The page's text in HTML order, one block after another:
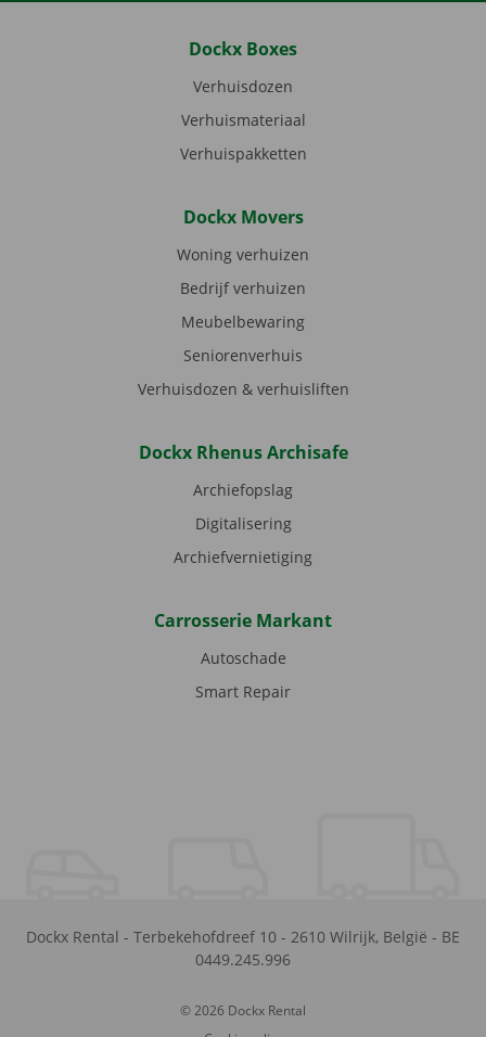
Dockx Boxes
Verhuisdozen
Verhuismateriaal
Verhuispakketten
Dockx Movers
Woning verhuizen
Bedrijf verhuizen
Meubelbewaring
Seniorenverhuis
Verhuisdozen & verhuisliften
Dockx Rhenus Archisafe
Archiefopslag
Digitalisering
Archiefvernietiging
Carrosserie Markant
Autoschade
Smart Repair
Dockx Rental - Terbekehofdreef 10 - 2610 Wilrijk, België - BE
0449.245.996
© 2026 Dockx Rental